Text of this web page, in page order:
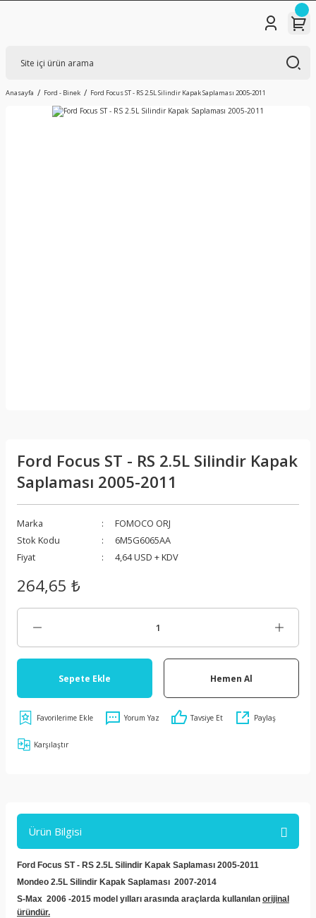
Anasayfa Ford - Binek Ford Focus ST - RS 2.5L Silindir Kapak Saplaması 2005-2011
Ford Focus ST - RS 2.5L Silindir Kapak
Saplaması 2005-2011
Marka
FOMOCO ORJ
Stok Kodu
6M5G6065AA
Fiyat
4,64 USD + KDV
264,65 ₺
Sepete Ekle Hemen Al
Yorum Yaz Tavsiye Et Paylaş
Karşılaştır
Ürün Bilgisi
Ford Focus ST - RS 2.5L Silindir Kapak Saplaması 2005-2011
Mondeo 2.5L Silindir Kapak Saplaması 2007-2014
S-Max 2006 -2015 model yılları arasında araçlarda kullanılan orijinal
üründür.